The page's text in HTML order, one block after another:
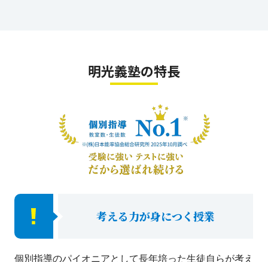
明光義塾の特長
考える力が身につく授業
個別指導のパイオニアとして長年培った生徒自らが考え